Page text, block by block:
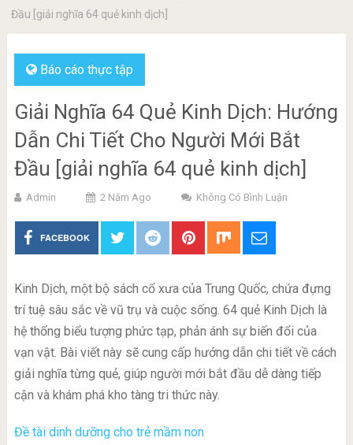
Đầu [giải nghĩa 64 quẻ kinh dịch]
Báo cáo thực tập
Giải Nghĩa 64 Quẻ Kinh Dịch: Hướng
Dẫn Chi Tiết Cho Người Mới Bắt
Đầu [giải nghĩa 64 quẻ kinh dịch]
Admin 2 Năm Ago Không Có Bình Luận
FACEBOOK
Kinh Dịch, một bộ sách cổ xưa của Trung Quốc, chứa đựng
trí tuệ sâu sắc về vũ trụ và cuộc sống. 64 quẻ Kinh Dịch là
hệ thống biểu tượng phức tạp, phản ánh sự biến đổi của
vạn vật. Bài viết này sẽ cung cấp hướng dẫn chi tiết về cách
giải nghĩa từng quẻ, giúp người mới bắt đầu dễ dàng tiếp
cận và khám phá kho tàng tri thức này.
Đề tài dinh dưỡng cho trẻ mầm non